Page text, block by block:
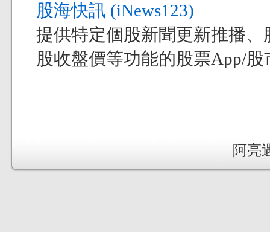
股海快訊 (iNews123)
提供特定個股新聞更新推播
股收盤價等功能的股票App/股
阿亮